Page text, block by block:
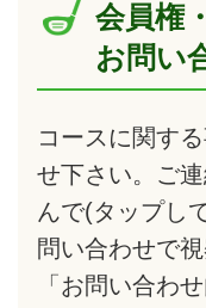
会員権
お問い
コースに関す
せ下さい。ご
んで(タップし
問い合わせで
「お問い合わ